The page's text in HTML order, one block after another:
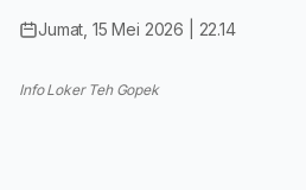
Jumat, 15 Mei 2026 | 22.14
Info Loker Teh Gopek